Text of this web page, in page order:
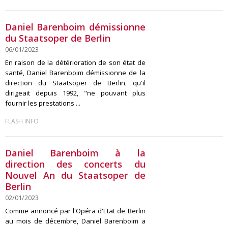
Daniel Barenboim démissionne
du Staatsoper de Berlin
06/01/2023
En raison de la détérioration de son état de
santé, Daniel Barenboim démissionne de la
direction du Staatsoper de Berlin, qu'il
dirigeait depuis 1992, "ne pouvant plus
fournir les prestations ...
FLASH INFO
Daniel Barenboim à la
direction des concerts du
Nouvel An du Staatsoper de
Berlin
02/01/2023
Comme annoncé par l'Opéra d'Etat de Berlin
au mois de décembre, Daniel Barenboim a